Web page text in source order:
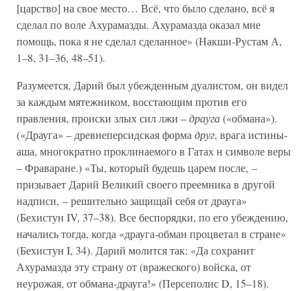
[царство] на свое место… Всё, что было сделано, всё я
сделал по воле Ахурамазды. Ахурамазда оказал мне
помощь, пока я не сделал сделанное» (Накши-Рустам А,
1–8, 31–36, 48–51).
Разумеется, Дарий был убежденным дуалистом, он видел
за каждым мятежником, восстающим против его
правления, происки злых сил лжи –драуга(«обмана»).
(«Драуга» – древнеперсидская форма друг, врага истины-
аша, многократно проклинаемого в Гатах н символе веры
– Фраваране.) «Ты, который будешь царем после, –
призывает Дарий Великий своего преемника в другой
надписи, – решительно защищай себя от драуга»
(Бехистун IV, 37–38). Все беспорядки, по его убеждению,
начались тогда, когда «драуга-обман процветал в стране»
(Бехистун I, 34). Дарий молится так: «Да сохранит
Ахурамазда эту страну от (вражеского) войска, от
неурожая, от обмана-драуга!» (Персеполис D, 15–18).